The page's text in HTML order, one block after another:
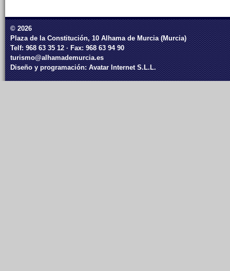
© 2026
Plaza de la Constitución, 10 Alhama de Murcia (Murcia)
Telf: 968 63 35 12 · Fax: 968 63 94 90
turismo@alhamademurcia.es
Diseño y programación:Avatar Internet S.L.L.